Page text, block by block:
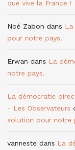
que vive la France !
Noé Zabon dans La
pour notre pays.
Erwan dans La
notre pays.
La démocratie
- Les Observateurs
solution pour notre
vanneste dans La